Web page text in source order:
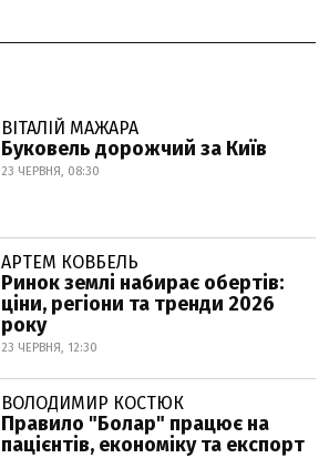
ВІТАЛІЙ МАЖАРА
Буковель дорожчий за Київ
23 ЧЕРВНЯ, 08:30
АРТЕМ КОВБЕЛЬ
Ринок землі набирає обертів:
ціни, регіони та тренди 2026
року
23 ЧЕРВНЯ, 12:30
ВОЛОДИМИР КОСТЮК
Правило "Болар" працює на
пацієнтів, економіку та експорт